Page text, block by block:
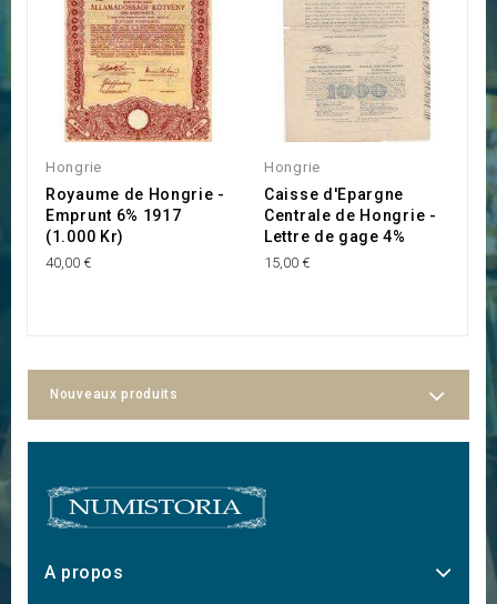
Hongrie
Royaume de Hongrie -
Emprunt 6% 1917
(1.000 Kr)
40,00 €
Hongrie
Caisse d'Epargne
Centrale de Hongrie -
Lettre de gage 4%
15,00 €
Nouveaux produits
A propos